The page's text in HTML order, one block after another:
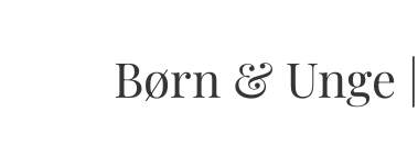
Børn & Unge